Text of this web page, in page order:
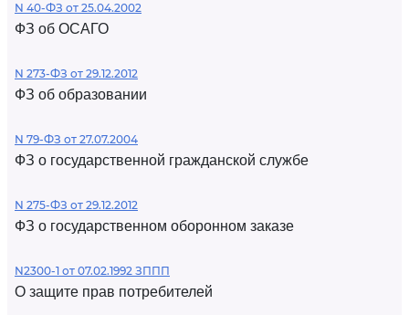
N 40-ФЗ от 25.04.2002
ФЗ об ОСАГО
N 273-ФЗ от 29.12.2012
ФЗ об образовании
N 79-ФЗ от 27.07.2004
ФЗ о государственной гражданской службе
N 275-ФЗ от 29.12.2012
ФЗ о государственном оборонном заказе
N2300-1 от 07.02.1992 ЗППП
О защите прав потребителей